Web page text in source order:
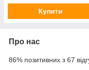
Купити
Про нас
86% позитивних з 67